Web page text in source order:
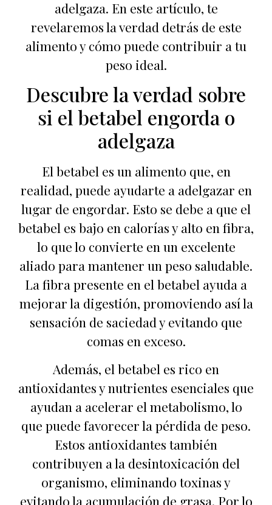
adelgaza. En este artículo, te
revelaremos la verdad detrás de este
alimento y cómo puede contribuir a tu
peso ideal.
Descubre la verdad sobre
si el betabel engorda o
adelgaza
El betabel es un alimento que, en
realidad, puede ayudarte a adelgazar en
lugar de engordar. Esto se debe a que el
betabel es bajo en calorías y alto en fibra,
lo que lo convierte en un excelente
aliado para mantener un peso saludable.
La fibra presente en el betabel ayuda a
mejorar la digestión, promoviendo así la
sensación de saciedad y evitando que
comas en exceso.
Además, el betabel es rico en
antioxidantes y nutrientes esenciales que
ayudan a acelerar el metabolismo, lo
que puede favorecer la pérdida de peso.
Estos antioxidantes también
contribuyen a la desintoxicación del
organismo, eliminando toxinas y
evitando la acumulación de grasa. Por lo